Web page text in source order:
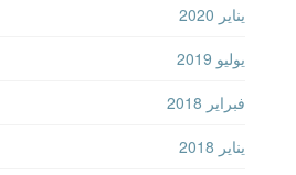
يوليو 2019
فبراير 2018
يناير 2018
ديسمبر 2017